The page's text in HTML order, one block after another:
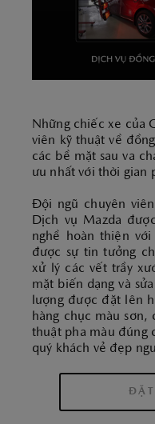
Những chiếc xe của
viên kỹ thuật về
các bề mặt sau va
ưu nhất với thời gian
Đội ngũ chuyên
Dịch vụ Mazda
nghề hoàn thiện
được sự tin tưởng
xử lý các vết trầy
mặt biến dạng và
lượng được đặt lên
hàng chục màu sơn,
thuật pha màu đúng
quý khách vẻ đẹp
ĐẶT